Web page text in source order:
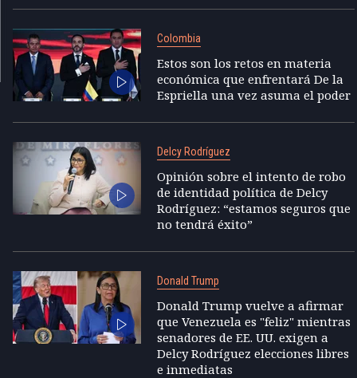
Colombia
Estos son los retos en materia
económica que enfrentará De la
Espriella una vez asuma el poder
Delcy Rodríguez
Opinión sobre el intento de robo
de identidad política de Delcy
Rodríguez: “estamos seguros que
no tendrá éxito”
Donald Trump
Donald Trump vuelve a afirmar
que Venezuela es "feliz" mientras
senadores de EE. UU. exigen a
Delcy Rodríguez elecciones libres
e inmediatas